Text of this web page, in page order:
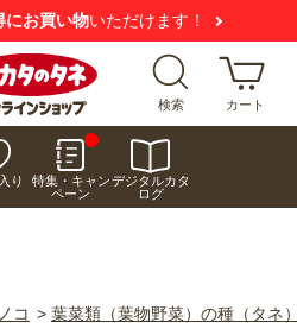
にお買い物いただけます！
検索 カート
り
特集・キャン
ペーン
デジタルカタ
ログ
コ > 葉菜類（葉物野菜）の種（タネ